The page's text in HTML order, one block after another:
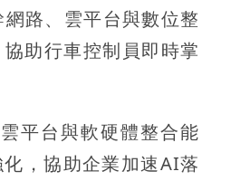
路、雲平台與數位整
助行車控制員即時掌
平台與軟硬體整合能
，協助企業加速AI落